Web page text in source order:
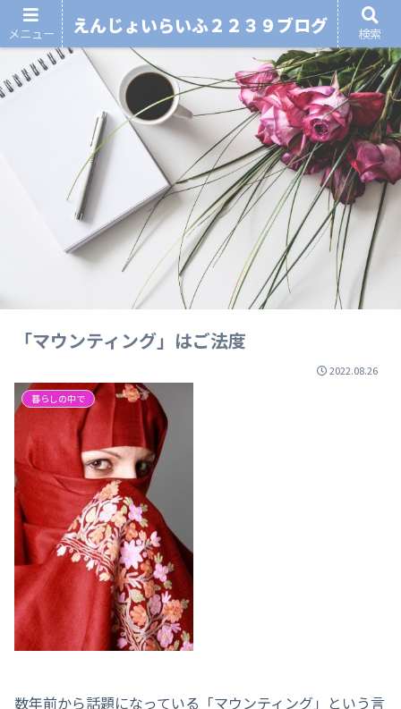
「マウンティング」はご法度
2022.08.26
暮らしの中で
数年前から話題になっている「マウンティング」という言
メニュー えんじょいらいふ２２３９ブログ 検索